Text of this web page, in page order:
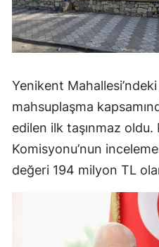
Yenikent
mahsuplaşma
edilen ilk taşınmaz oldu.
Komisyonu’nun
değeri 194 milyon TL